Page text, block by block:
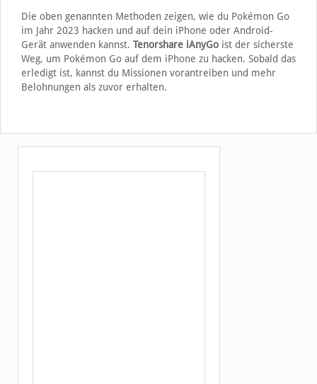
Die oben genannten Methoden zeigen, wie du Pokémon Go
im Jahr 2023 hacken und auf dein iPhone oder Android-
Gerät anwenden kannst. Tenorshare iAnyGoist der sicherste
Weg, um Pokémon Go auf dem iPhone zu hacken. Sobald das
erledigt ist, kannst du Missionen vorantreiben und mehr
Belohnungen als zuvor erhalten.